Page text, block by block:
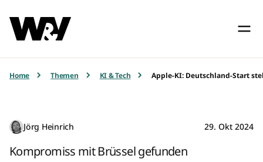
Home Themen KI & Tech Apple-KI: Deutschland-Start
Jörg Heinrich 29. Okt 2024
Kompromiss mit Brüssel gefunden